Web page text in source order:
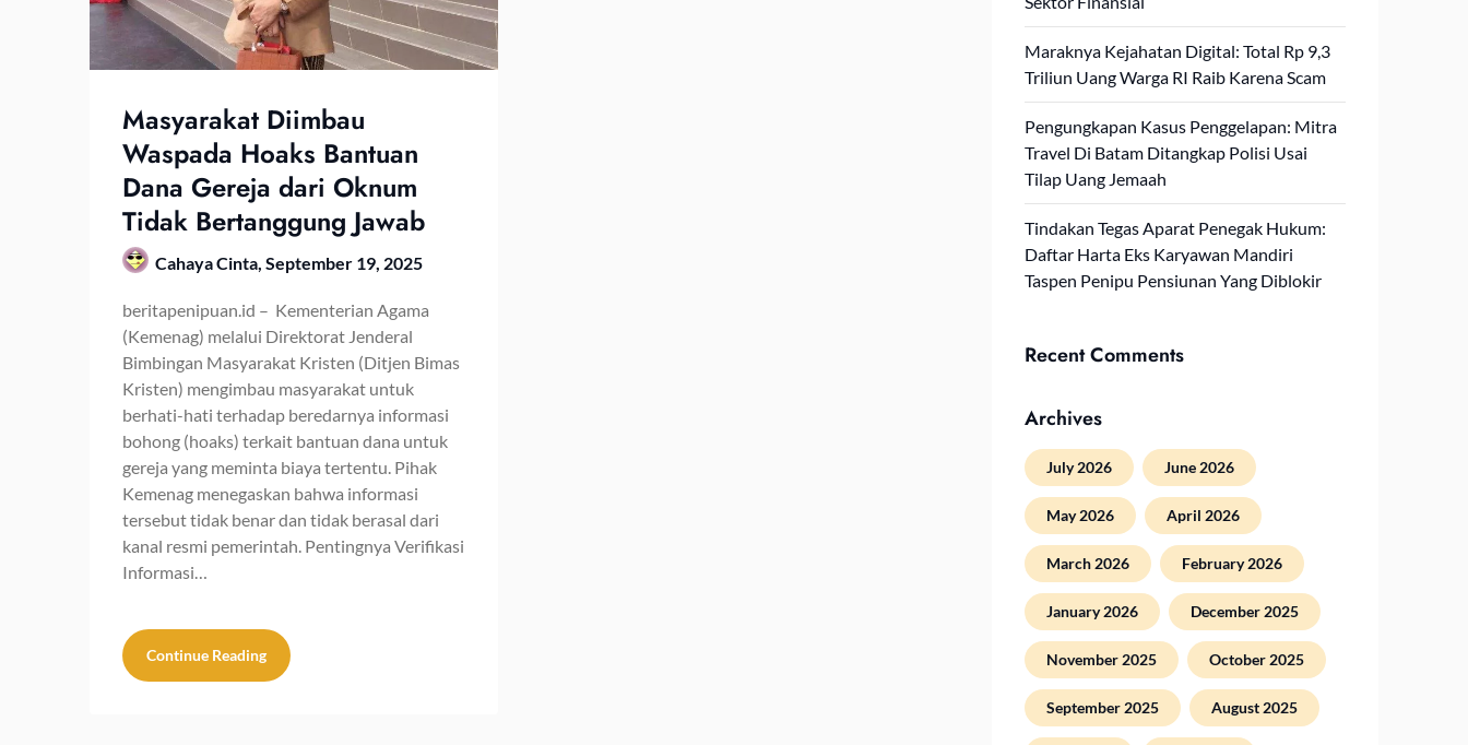
Masyarakat Diimbau
Waspada Hoaks Bantuan
Dana Gereja dari Oknum
Tidak Bertanggung Jawab
Cahaya Cinta, September 19, 2025
beritapenipuan.id – Kementerian Agama
(Kemenag) melalui Direktorat Jenderal
Bimbingan Masyarakat Kristen (Ditjen Bimas
Kristen) mengimbau masyarakat untuk
berhati-hati terhadap beredarnya informasi
bohong (hoaks) terkait bantuan dana untuk
gereja yang meminta biaya tertentu. Pihak
Kemenag menegaskan bahwa informasi
tersebut tidak benar dan tidak berasal dari
kanal resmi pemerintah. Pentingnya Verifikasi
Informasi…
Continue Reading
Maraknya Kejahatan Digital: Total Rp 9,3
Triliun Uang Warga RI Raib Karena Scam
Pengungkapan Kasus Penggelapan: Mitra
Travel Di Batam Ditangkap Polisi Usai
Tilap Uang Jemaah
Tindakan Tegas Aparat Penegak Hukum:
Daftar Harta Eks Karyawan Mandiri
Taspen Penipu Pensiunan Yang Diblokir
Recent Comments
Archives
July 2026 June 2026
May 2026 April 2026
March 2026 February 2026
January 2026 December 2025
November 2025 October 2025
September 2025 August 2025